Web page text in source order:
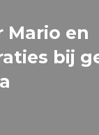
Mario en
bij